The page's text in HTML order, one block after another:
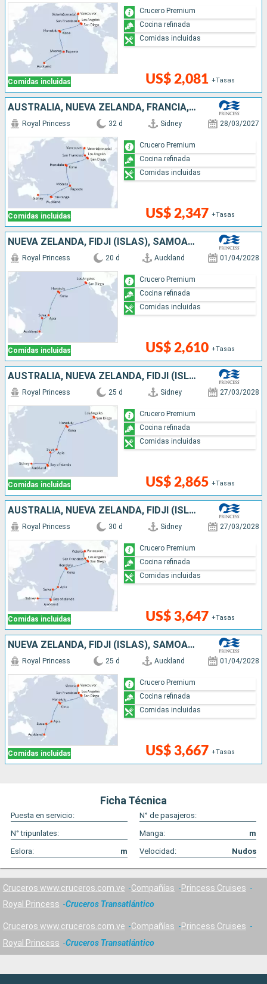
Comidas incluidas US$ 2,081 +Tasas
Crucero Premium
Cocina refinada
Comidas incluidas
AUSTRALIA, NUEVA ZELANDA, FRANCIA, ESTADOS UNIDOS, CANADÁ
Comidas incluidas
Royal Princess 32 d Sidney 28/03/2027
US$ 2,347 +Tasas
Crucero Premium
Cocina refinada
Comidas incluidas
NUEVA ZELANDA, FIDJI (ISLAS), SAMOA, ESTADOS UNIDOS
Comidas incluidas
Royal Princess 20 d Auckland 01/04/2028
US$ 2,610 +Tasas
Crucero Premium
Cocina refinada
Comidas incluidas
AUSTRALIA, NUEVA ZELANDA, FIDJI (ISLAS), SAMOA, ESTADOS UNIDOS
Comidas incluidas
Royal Princess 25 d Sidney 27/03/2028
US$ 2,865 +Tasas
Crucero Premium
Cocina refinada
Comidas incluidas
AUSTRALIA, NUEVA ZELANDA, FIDJI (ISLAS), SAMOA, ESTADOS UNIDOS, CANADÁ
Comidas incluidas
Royal Princess 30 d Sidney 27/03/2028
US$ 3,647 +Tasas
Crucero Premium
Cocina refinada
Comidas incluidas
NUEVA ZELANDA, FIDJI (ISLAS), SAMOA, ESTADOS UNIDOS, CANADÁ
Comidas incluidas
Royal Princess 25 d Auckland 01/04/2028
US$ 3,667 +Tasas
Crucero Premium
Cocina refinada
Comidas incluidas
Ficha Técnica
Puesta en servicio:
N° de pasajeros:
N° tripunlates:
Manga:
m
Eslora:
m Velocidad: Nudos
Cruceros www.cruceros.com.ve Compañías
Princess Cruises
Royal Princess
Cruceros Transatlántico
Cruceros www.cruceros.com.ve Compañías
Princess Cruises
Royal Princess
Cruceros Transatlántico